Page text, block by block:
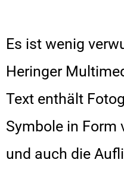
Es ist wenig
Heringer
Text enthält
Symbole in Form
und auch die